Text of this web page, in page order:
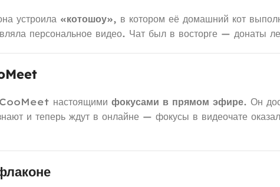
устроила «котошоу», в котором её домашний кот
персональное видео. Чат был в восторге — донаты
CooMeet настоящими фокусами в прямом эфире. Он
и теперь ждут в онлайне — фокусы в видеочате